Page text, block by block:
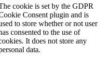
cookie is set by the GDPR
Consent plugin and is
to store whether or not user
consented to the use of
It does not store any
data.